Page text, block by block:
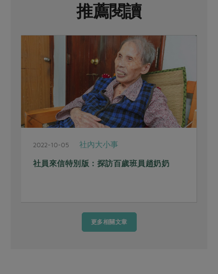
推薦閱讀
2022-10-05 社內大小事
社員來信特別版：探訪百歲班員趙奶奶
更多相關文章